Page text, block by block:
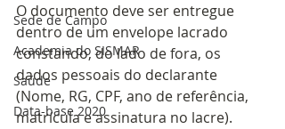
Sede de Campo
Academia do SISMAR
Saúde
Data-base 2020
O documento deve ser entregue
dentro de um envelope lacrado
constando, do lado de fora, os
dados pessoais do declarante
(Nome, RG, CPF, ano de referência,
matrícula e assinatura no lacre).